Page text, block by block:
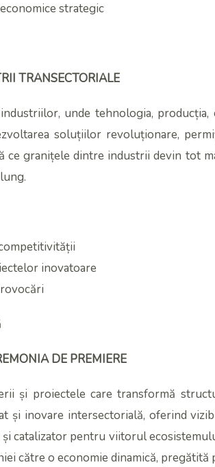
strategic
TRANSECTORIALE
unde tehnologia,
soluțiilor revoluționare,
granițele dintre industrii devin tot
inovatoare
DE PREMIERE
și proiectele care transformă
și inovare intersectorială, oferind
catalizator pentru viitorul
către o economie dinamică,